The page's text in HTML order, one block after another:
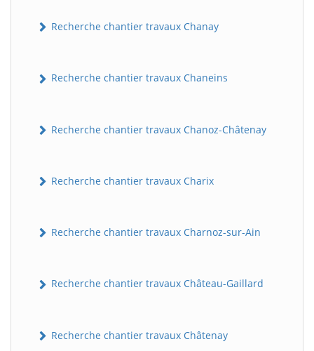
Recherche chantier travaux Chanay
Recherche chantier travaux Chaneins
Recherche chantier travaux Chanoz-Châtenay
Recherche chantier travaux Charix
Recherche chantier travaux Charnoz-sur-Ain
Recherche chantier travaux Château-Gaillard
Recherche chantier travaux Châtenay